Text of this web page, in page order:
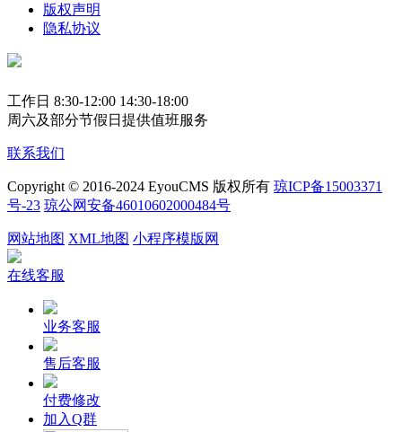
版权声明
隐私协议
工作日 8:30-12:00 14:30-18:00
周六及部分节假日提供值班服务
联系我们
Copyright © 2016-2024 EyouCMS 版权所有 琼ICP备15003371
号-23 琼公网安备46010602000484号
网站地图 XML地图 小程序模版网
在线客服
业务客服
售后客服
付费修改
加入Q群